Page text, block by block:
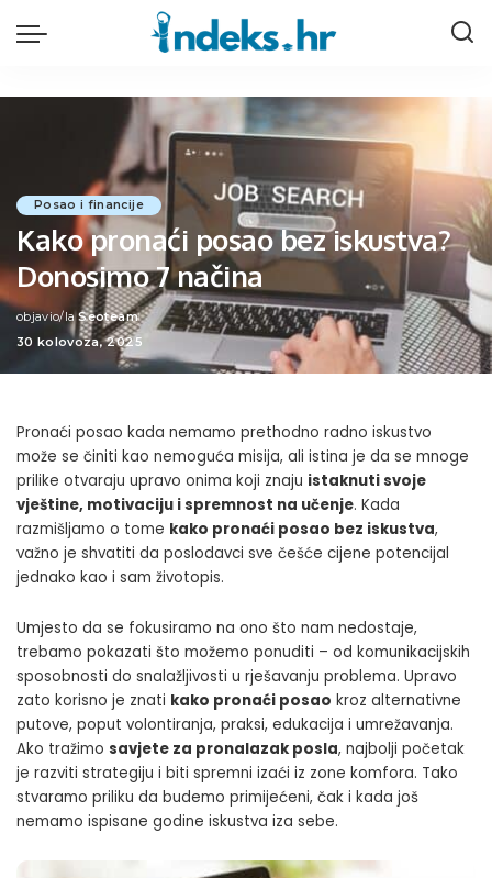
Posao i financije
Kako pronaći posao bez iskustva?
Donosimo 7 načina
Posted
by
objavio/la Seoteam
30 kolovoza, 2025
Pronaći posao kada nemamo prethodno radno iskustvo
može se činiti kao nemoguća misija, ali istina je da se mnoge
prilike otvaraju upravo onima koji znaju istaknuti svoje
vještine, motivaciju i spremnost na učenje. Kada
razmišljamo o tome kako pronaći posao bez iskustva,
važno je shvatiti da poslodavci sve češće cijene potencijal
jednako kao i sam životopis.
Umjesto da se fokusiramo na ono što nam nedostaje,
trebamo pokazati što možemo ponuditi – od komunikacijskih
sposobnosti do snalažljivosti u rješavanju problema. Upravo
zato korisno je znati kako pronaći posao kroz alternativne
putove, poput volontiranja, praksi, edukacija i umrežavanja.
Ako tražimo savjete za pronalazak posla, najbolji početak
je razviti strategiju i biti spremni izaći iz zone komfora. Tako
stvaramo priliku da budemo primijećeni, čak i kada još
nemamo ispisane godine iskustva iza sebe.